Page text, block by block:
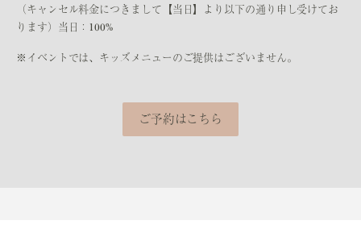
（キャンセル料金につきまして【当日】より以下の通り申し受けてお
ります）当日：100%
※イベントでは、キッズメニューのご提供はございません。
ご予約はこちら